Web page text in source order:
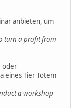
anbieten, um
turn a profit from
oder
eines Tier Totem
a workshop